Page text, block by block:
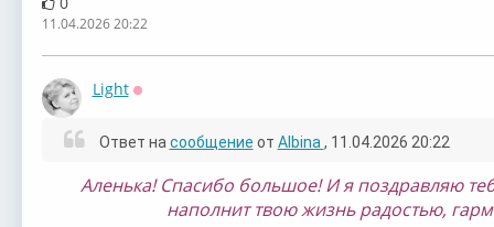
11.04.2026 20:22
Light
Ответ на сообщение от Albina , 11.04.2026 20:22
Аленька! Спасибо большое! ⁣И я поздравляю
наполнит твою жизнь радостью,